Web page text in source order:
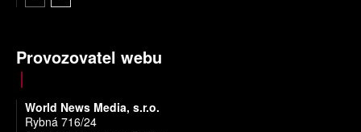
Provozovatel webu
World News Media, s.r.o.
Rybná 716/24